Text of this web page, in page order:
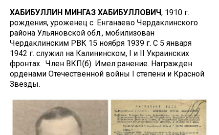
ХАБИБУЛЛИН МИНГАЗ ХАБИБУЛЛОВИЧ, 1910 г.
рождения, уроженец с. Енганаево Чердаклинского
района Ульяновской обл., мобилизован
Чердаклинским РВК 15 ноября 1939 г. С 5 января
1942 г. служил на Калининском, I и II Украинских
фронтах. Член ВКП(б). Имел ранение. Награжден
орденами Отечественной войны I степени и Красной
Звезды.